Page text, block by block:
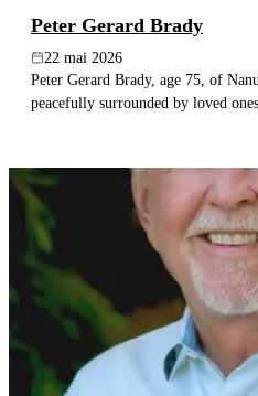
Peter Gerard Brady
22 mai 2026
Peter Gerard Brady, age 75, of
peacefully surrounded by loved ones